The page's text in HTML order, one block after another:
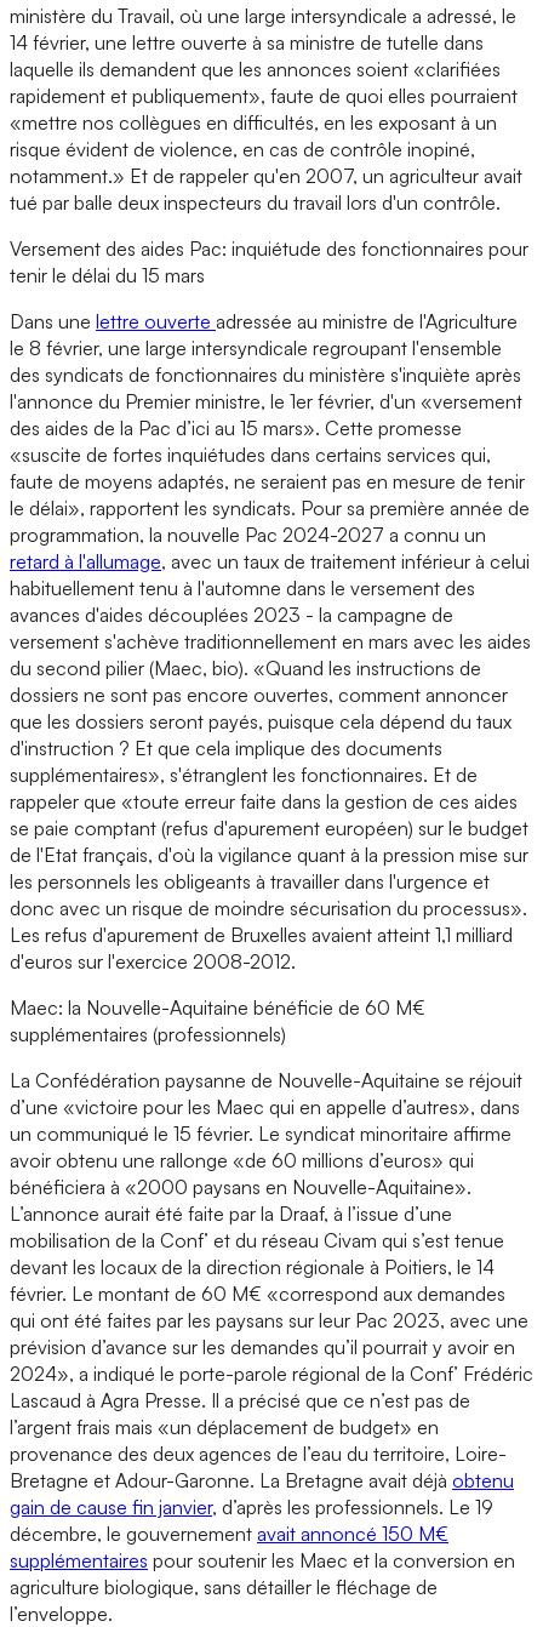
ministère du Travail, où une large intersyndicale a adressé, le
14 février, une lettre ouverte à sa ministre de tutelle dans
laquelle ils demandent que les annonces soient «clarifiées
rapidement et publiquement», faute de quoi elles pourraient
«mettre nos collègues en difficultés, en les exposant à un
risque évident de violence, en cas de contrôle inopiné,
notamment.» Et de rappeler qu'en 2007, un agriculteur avait
tué par balle deux inspecteurs du travail lors d'un contrôle.
Versement des aides Pac: inquiétude des fonctionnaires pour
tenir le délai du 15 mars
Dans une lettre ouverte adressée au ministre de l'Agriculture
le 8 février, une large intersyndicale regroupant l'ensemble
des syndicats de fonctionnaires du ministère s'inquiète après
l'annonce du Premier ministre, le 1er février, d'un «versement
des aides de la Pac d’ici au 15 mars». Cette promesse
«suscite de fortes inquiétudes dans certains services qui,
faute de moyens adaptés, ne seraient pas en mesure de tenir
le délai», rapportent les syndicats. Pour sa première année de
programmation, la nouvelle Pac 2024-2027 a connu un
retard à l'allumage, avec un taux de traitement inférieur à celui
habituellement tenu à l'automne dans le versement des
avances d'aides découplées 2023 - la campagne de
versement s'achève traditionnellement en mars avec les aides
du second pilier (Maec, bio). «Quand les instructions de
dossiers ne sont pas encore ouvertes, comment annoncer
que les dossiers seront payés, puisque cela dépend du taux
d'instruction ? Et que cela implique des documents
supplémentaires», s'étranglent les fonctionnaires. Et de
rappeler que «toute erreur faite dans la gestion de ces aides
se paie comptant (refus d'apurement européen) sur le budget
de l'Etat français, d'où la vigilance quant à la pression mise sur
les personnels les obligeants à travailler dans l'urgence et
donc avec un risque de moindre sécurisation du processus».
Les refus d'apurement de Bruxelles avaient atteint 1,1 milliard
d'euros sur l'exercice 2008-2012.
Maec: la Nouvelle-Aquitaine bénéficie de 60 M€
supplémentaires (professionnels)
La Confédération paysanne de Nouvelle-Aquitaine se réjouit
d’une «victoire pour les Maec qui en appelle d’autres», dans
un communiqué le 15 février. Le syndicat minoritaire affirme
avoir obtenu une rallonge «de 60 millions d’euros» qui
bénéficiera à «2000 paysans en Nouvelle-Aquitaine».
L’annonce aurait été faite par la Draaf, à l’issue d’une
mobilisation de la Conf’ et du réseau Civam qui s’est tenue
devant les locaux de la direction régionale à Poitiers, le 14
février. Le montant de 60 M€ «correspond aux demandes
qui ont été faites par les paysans sur leur Pac 2023, avec une
prévision d’avance sur les demandes qu’il pourrait y avoir en
2024», a indiqué le porte-parole régional de la Conf’ Frédéric
Lascaud à Agra Presse. Il a précisé que ce n’est pas de
l’argent frais mais «un déplacement de budget» en
provenance des deux agences de l’eau du territoire, Loire-
Bretagne et Adour-Garonne. La Bretagne avait déjà obtenu
gain de cause fin janvier, d’après les professionnels. Le 19
décembre, le gouvernement avait annoncé 150 M€
supplémentaires pour soutenir les Maec et la conversion en
agriculture biologique, sans détailler le fléchage de
l’enveloppe.